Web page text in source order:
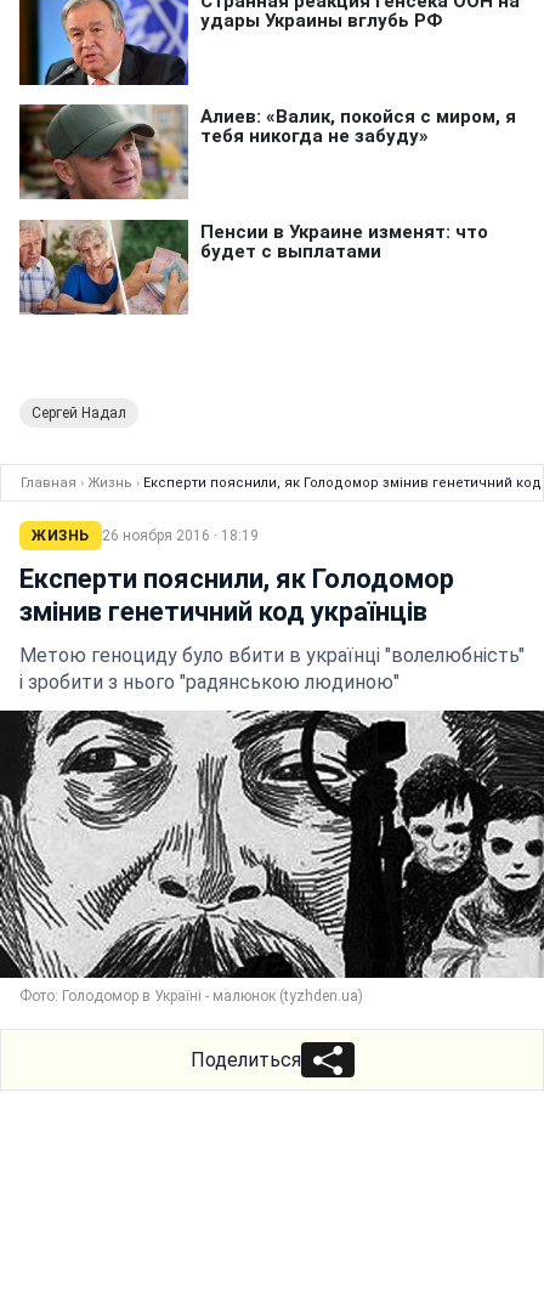
Сергей Надал
Главная › Жизнь › Експерти пояснили, як Голодомор змінив генетичний код
ЖИЗНЬ 26 ноября 2016 · 18:19
Експерти пояснили, як Голодомор
змінив генетичний код українців
Метою геноциду було вбити в українці "волелюбність"
і зробити з нього "радянською людиною"
Фото: Голодомор в Україні - малюнок (tyzhden.ua)
Поделиться